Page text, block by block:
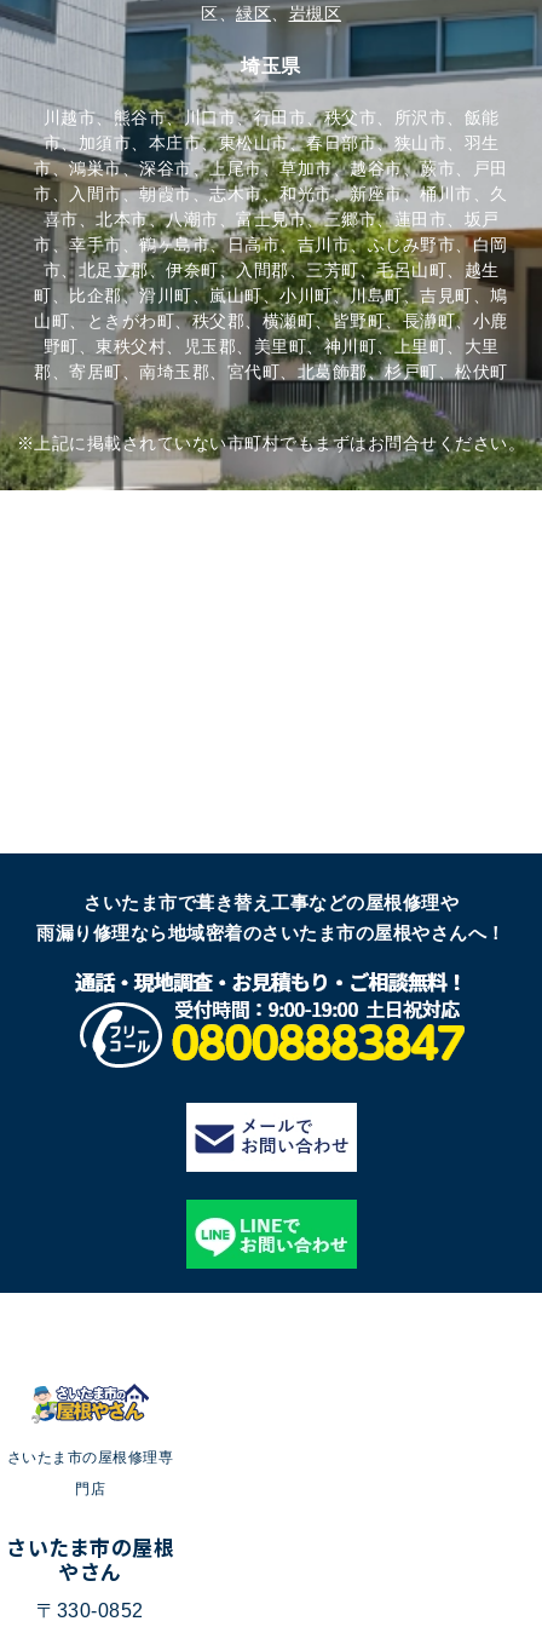
区、緑区、岩槻区
埼玉県
川越市、熊谷市、川口市、行田市、秩父市、所沢市、飯能
市、加須市、本庄市、東松山市、春日部市、狭山市、羽生
市、鴻巣市、深谷市、上尾市、草加市、越谷市、蕨市、戸田
市、入間市、朝霞市、志木市、和光市、新座市、桶川市、久
喜市、北本市、八潮市、富士見市、三郷市、蓮田市、坂戸
市、幸手市、鶴ヶ島市、日高市、吉川市、ふじみ野市、白岡
市、北足立郡、伊奈町、入間郡、三芳町、毛呂山町、越生
町、比企郡、滑川町、嵐山町、小川町、川島町、吉見町、鳩
山町、ときがわ町、秩父郡、横瀬町、皆野町、長瀞町、小鹿
野町、東秩父村、児玉郡、美里町、神川町、上里町、大里
郡、寄居町、南埼玉郡、宮代町、北葛飾郡、杉戸町、松伏町
※上記に掲載されていない市町村でもまずはお問合せください。
さいたま市で葺き替え工事などの屋根修理や
雨漏り修理なら地域密着のさいたま市の屋根やさんへ！
さいたま市の屋根修理専
門店
さいたま市の屋根
やさん
〒330-0852